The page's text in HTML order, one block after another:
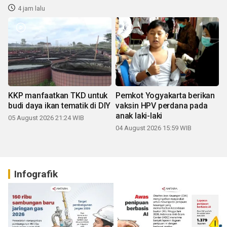
4 jam lalu
KKP manfaatkan TKD untuk
budi daya ikan tematik di DIY
05 August 2026 21:24 WIB
Pemkot Yogyakarta berikan
vaksin HPV perdana pada
anak laki-laki
04 August 2026 15:59 WIB
Infografik